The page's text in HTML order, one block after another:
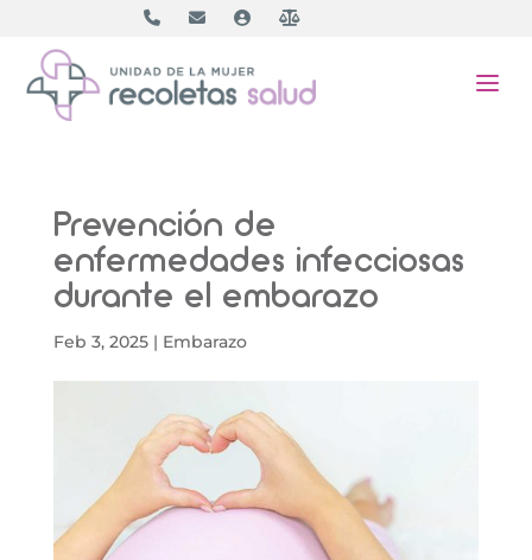
a
Prevención de
enfermedades infecciosas
durante el embarazo
Feb 3, 2025| Embarazo